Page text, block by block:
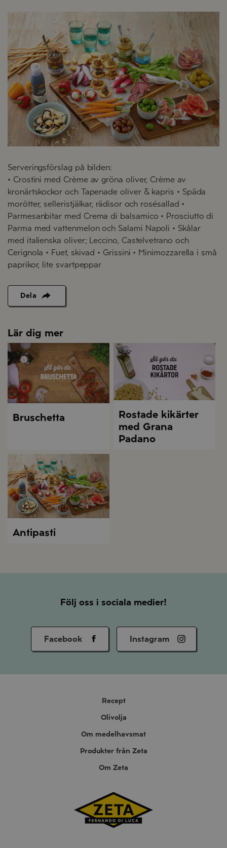
Serveringsförslag på bilden:
• Crostini med Crème av gröna oliver, Crème av
kronärtskockor och Tapenade oliver & kapris • Späda
morötter, selleristjälkar, rädisor och rosésallad •
Parmesanbitar med Crema di balsamico • Prosciutto di
Parma med vattenmelon och Salami Napoli • Skålar
med italienska oliver; Leccino, Castelvetrano och
Cerignola • Fuet, skivad • Grissini • Minimozzarella i små
paprikor, lite svartpeppar
Dela
Lär dig mer
Bruschetta
Rostade kikärter
med Grana
Padano
Antipasti
Följ oss i sociala medier!
Facebook Instagram
Recept
Olivolja
Om medelhavsmat
Produkter från Zeta
Om Zeta